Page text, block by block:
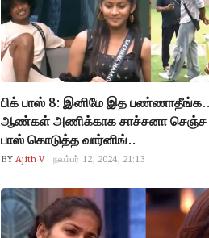
பிக் பாஸ் 8: இனிமே இத பண்ணாதீங்க..
ஆண்கள் அணிக்காக சாச்சனா செஞ்ச
பாஸ் கொடுத்த வார்னிங்..
BYAjith V நவம்பர் 12, 2024, 21:13